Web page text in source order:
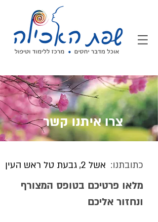
צרו איתנו קשר
כתובתנו: אשל 2, גבעת טל ראש העין
מלאו פרטיכם בטופס המצורף
ונחזור אליכם